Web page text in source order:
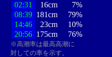
02:31
16cm
7%
08:39 181cm
79%
14:46
23cm
10%
20:56 175cm 76%
※高潮率は最高高潮に
対しての率を示す。